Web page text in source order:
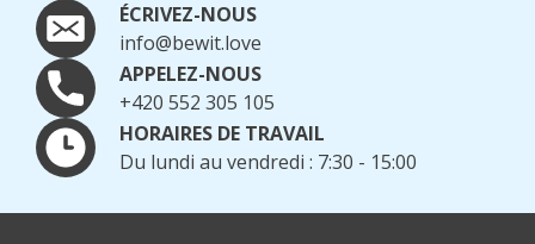
ÉCRIVEZ-NOUS
info@bewit.love
APPELEZ-NOUS
+420 552 305 105
HORAIRES DE TRAVAIL
Du lundi au vendredi : 7:30 - 15:00